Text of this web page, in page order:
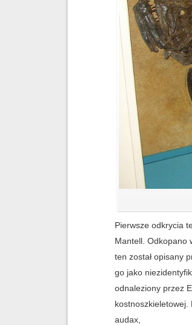
Pierwsze odkrycia
Mantell. Odkopano
ten został opisany
go jako
odnaleziony przez
kostnoszkieletowej.
audax,